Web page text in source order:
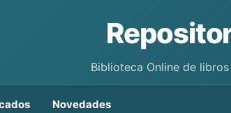
Biblioteca Online de
Novedades